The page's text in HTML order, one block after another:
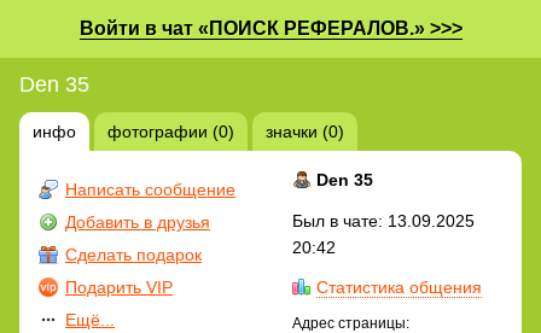
Войти в чат «ПОИСК РЕФЕРАЛОВ.» >>>
Den 35
инфо фотографии (0) значки (0)
Написать сообщение
Добавить в друзья
Сделать подарок
Подарить VIP
Ещё...
Den 35
Был в чате: 13.09.2025
20:42
Статистика общения
Адрес страницы: